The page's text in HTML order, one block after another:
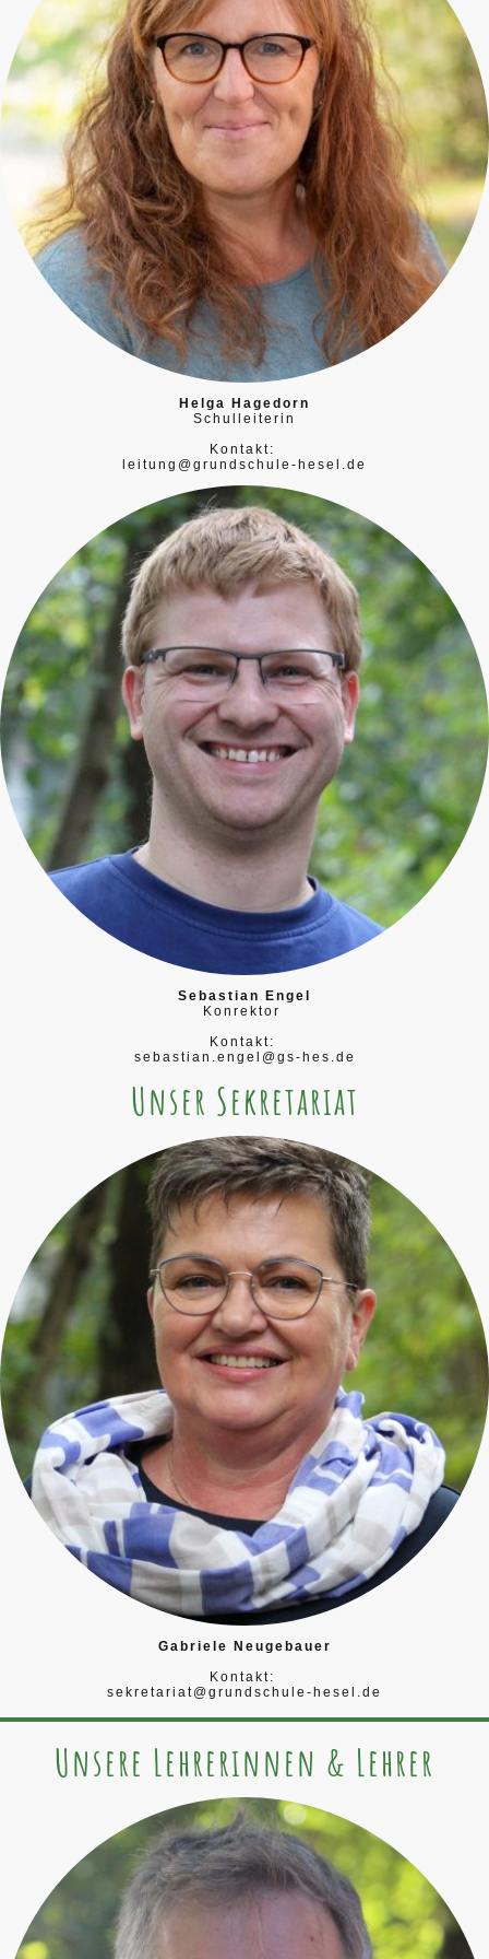
Helga Hagedorn
Schulleiterin
Kontakt:
leitung@grundschule-hesel.de
Sebastian Engel
Konrektor
Kontakt:
sebastian.engel@gs-hes.de
Unser Sekretariat
Gabriele Neugebauer
Kontakt:
sekretariat@grundschule-hesel.de
Unsere Lehrerinnen & Lehrer